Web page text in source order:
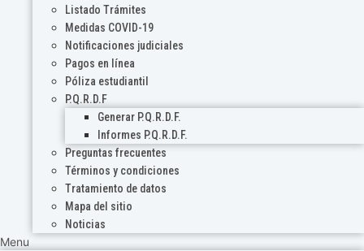
Listado Trámites
Medidas COVID-19
Notificaciones judiciales
Pagos en línea
Póliza estudiantil
P.Q.R.D.F
Generar P.Q.R.D.F.
Informes P.Q.R.D.F.
Preguntas frecuentes
Términos y condiciones
Tratamiento de datos
Mapa del sitio
Noticias
Menu